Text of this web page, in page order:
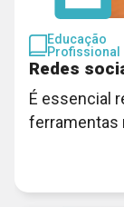
Educação
Profissional
Redes
É essencial
ferramentas